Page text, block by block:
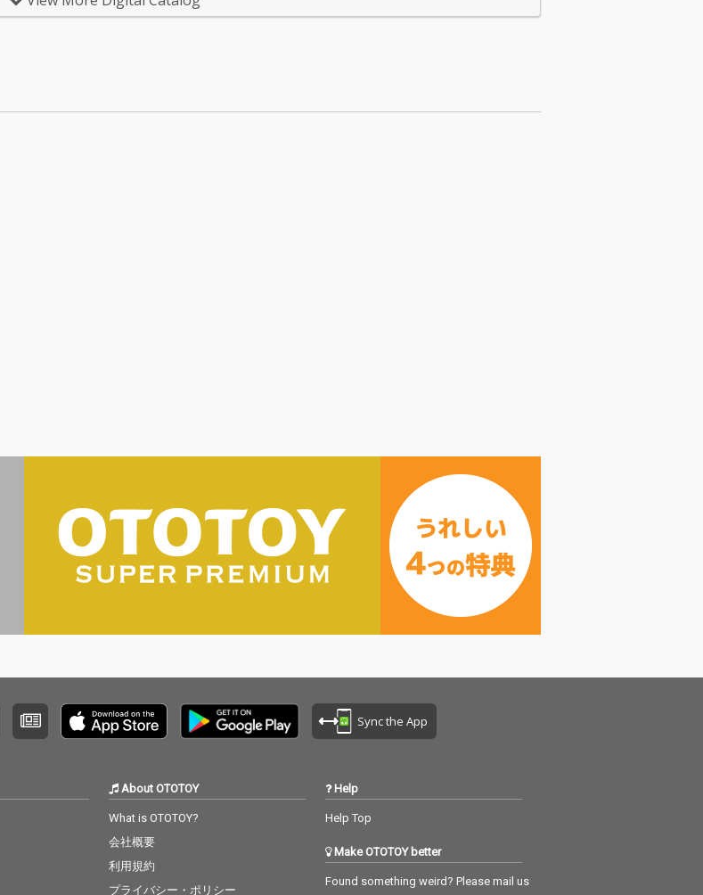
ク: をとは / キャ
トワーク: をとは / キャ
Sync the App
About OTOTOY
What is OTOTOY?
会社概要
利用規約
プライバシー・ポリシー
Help
Help Top
Make OTOTOY better
Found something weird? Please mail us